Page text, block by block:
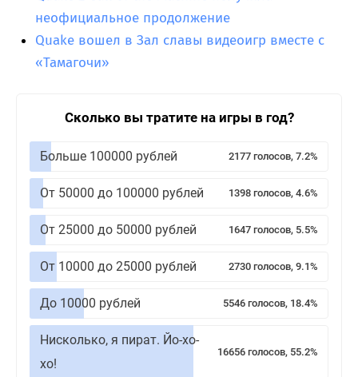
неофициальное продолжение
Quake вошел в Зал славы видеоигр вместе с
«Тамагочи»
Сколько вы тратите на игры в год?
Больше 100000 рублей 2177 голосов, 7.2%
От 50000 до 100000 рублей 1398 голосов, 4.6%
От 25000 до 50000 рублей 1647 голосов, 5.5%
От 10000 до 25000 рублей 2730 голосов, 9.1%
До 10000 рублей 5546 голосов, 18.4%
Нисколько, я пират. Йо-хо-
хо!
16656 голосов, 55.2%